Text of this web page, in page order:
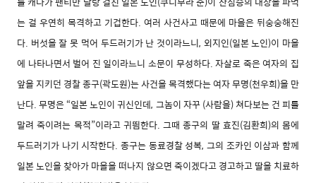
는 걸 우연히 목격하고 기겁한다. 여러 사건사고 때문에 마을은 뒤숭숭해진
다. 버섯을 잘 못 먹어 두드러기가 난 것이라느니, 외지인(일본 노인)이 마을
에 나타나면서 벌어 진 일이라느니 소문이 무성하다. 자살로 죽은 여자의 집
앞을 지키던 경찰 종구(곽도원)는 사건을 목격했다는 여자 무명(천우희)을 만
난다. 무명은 “일본 노인이 귀신인데, 그놈이 자꾸 (사람을) 쳐다보는 건 피를
말려 죽이려는 목적”이라고 귀띔한다. 그때 종구의 딸 효진(김환희)의 몸에
두드러기가 나기 시작한다. 종구는 동료경찰 성복, 그의 조카인 이삼과 함께
일본 노인을 찾아가 마을을 떠나지 않으면 죽이겠다고 경고하고 딸을 치료하